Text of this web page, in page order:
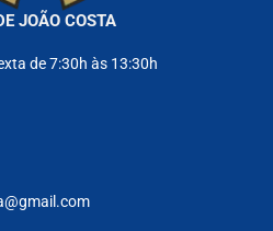
JOÃO COSTA
de 7:30h às 13:30h